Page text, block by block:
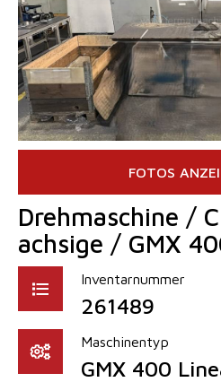
Drehmaschine /
achsige / GMX
Inventarnummer
261489
Maschinentyp
GMX 400